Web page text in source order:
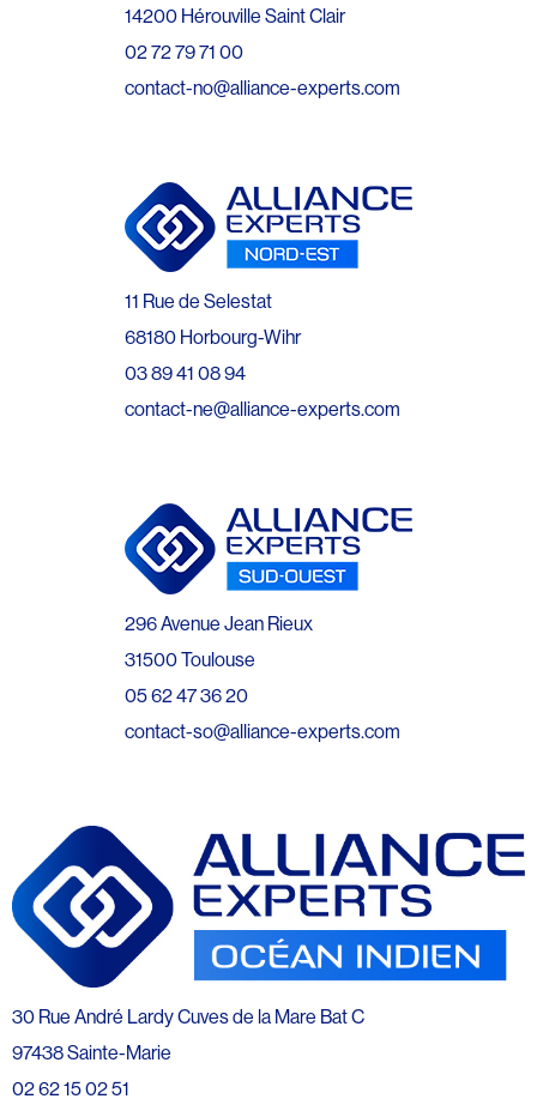
14200 Hérouville Saint Clair
02 72 79 71 00
contact-no@alliance-experts.com
11 Rue de Selestat
68180 Horbourg-Wihr
03 89 41 08 94
contact-ne@alliance-experts.com
296 Avenue Jean Rieux
31500 Toulouse
05 62 47 36 20
contact-so@alliance-experts.com
30 Rue André Lardy Cuves de la Mare Bat C
97438 Sainte-Marie
02 62 15 02 51